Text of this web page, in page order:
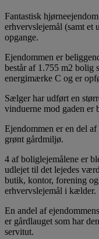
Fantastisk
erhvervslejemål (samt et
opgange.
Ejendommen er
består af 1.755 m2 bolig
energimærke C og er
Sælger har udført en
vinduerne mod gaden er
Ejendommen er en del
grønt gårdmiljø.
4 af boliglejemålene er
udlejet til det lejedes
butik, kontor, forening
erhvervslejemål i kælder.
En andel af
er gårdlauget som har
servitut.